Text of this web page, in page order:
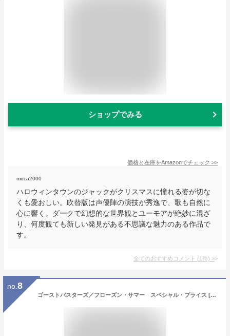
ショップでみる
価格と在庫をAmazonでチェック >>
moca2000
ハロウィンタウンのジャックがクリスマスに憧れる姿が切な
くも愛おしい。吹替版は声優陣の演技が秀逸で、歌も自然に
心に響く。ダークで幻想的な世界観とユーモアが絶妙に混ざ
り、何度観ても新しい発見がある不思議な魅力のある作品で
す。
全てのおすすめコメント (1件) >
no. 8
ゴーストバスターズ／フローズン・サマー スペシャル・プライス [Blu-ray]